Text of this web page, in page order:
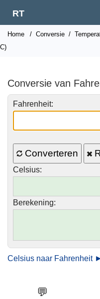
RT
Home / Conversie /
C)
Conversie van
Fahrenheit:
Converteren
Celsius:
Berekening:
Celsius naar Fahrenheit
💬